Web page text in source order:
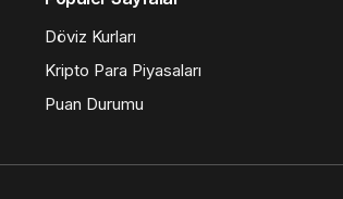
Döviz Kurları
Kripto Para Piyasaları
Puan Durumu